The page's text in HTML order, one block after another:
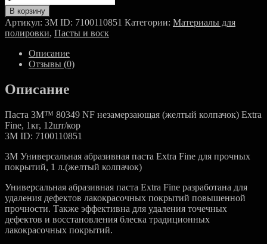
товара
3M
Универсальная
абразивная
паста
Extra
1л
В корзину
Артикул: 3M ID: 7100110851 Категории: Материалы для
полировки, Пасты и воск
Описание
Отзывы (0)
Описание
Паста 3M™ 80349 NF незамерзающая (желтый колпачок) Extra
Fine, 1кг, 12шт/кор
3M ID: 7100110851
3M Универсальная абразивная паста Extra Fine для прочных
покрытий, 1 л.(желтый колпачок)
Универсальная абразивная паста Extra Fine разработана для
удаления дефектов лакокрасочных покрытий повышенной
прочности. Также эффективна для удаления точечных
дефектов и восстановления блеска традиционных
лакокрасочных покрытий.